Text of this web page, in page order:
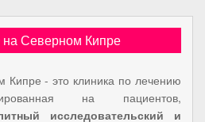
Северном Кипре
- это клиника по лечению
на пациентов,
исследовательский и